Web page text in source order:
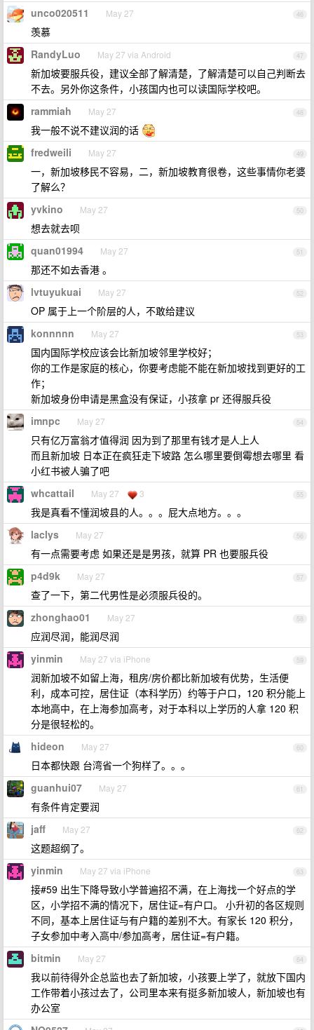
46
unco020511 May 27
羡慕
47
RandyLuo May 27 via Android
新加坡要服兵役，建议全部了解清楚，了解清楚可以自己判断去
不去。另外你这条件，小孩国内也可以读国际学校吧。
48
rammiah May 27
我一般不说不建议润的话
49
fredweili May 27
一，新加坡移民不容易，二，新加坡教育很卷，这些事情你老婆
了解么？
50
yvkino May 27
想去就去呗
51
quan01994 May 27
那还不如去香港 。
52
lvtuyukuai May 27
OP 属于上一个阶层的人，不敢给建议
53
konnnnn May 27
国内国际学校应该会比新加坡邻里学校好；
你的工作是家庭的核心，你要考虑能不能在新加坡找到更好的工
作；
新加坡身份申请是黑盒没有保证，小孩拿 pr 还得服兵役
54
imnpc May 27
只有亿万富翁才值得润 因为到了那里有钱才是人上人
而且新加坡 日本正在疯狂走下坡路 怎么哪里要倒霉想去哪里 看
小红书被人骗了吧
55
whcattail May 27 3
我是真看不懂润坡县的人。。。屁大点地方。。。
56
laclys May 27
有一点需要考虑 如果还是是男孩，就算 PR 也要服兵役
57
p4d9k May 27
查了一下，第二代男性是必须服兵役的。
58
zhonghao01 May 27
应润尽润，能润尽润
59
yinmin May 27 via iPhone
润新加坡不如留上海，租房/房价都比新加坡有优势，生活便
利，成本可控，居住证（本科学历）约等于户口，120 积分能上
本地高中，在上海参加高考，对于本科以上学历的人拿 120 积
分是很轻松的。
60
hideon May 27
日本都快跟 台湾省一个狗样了。。。
61
guanhui07 May 27
有条件肯定要润
62
jaff May 27
这题超纲了。
63
yinmin May 27 via iPhone
接#59 出生下降导致小学普遍招不满，在上海找一个好点的学
区，小学招不满的情况下，居住证=有户口。 小升初的各区规则
不同，基本上居住证与有户籍的差别不大。有家长 120 积分，
子女参加中考入高中/参加高考，居住证=有户籍。
64
bitmin May 27
我以前待得外企总监也去了新加坡，小孩要上学了，就放下国内
工作带着小孩过去了，公司里本来有挺多新加坡人，新加坡也有
办公室